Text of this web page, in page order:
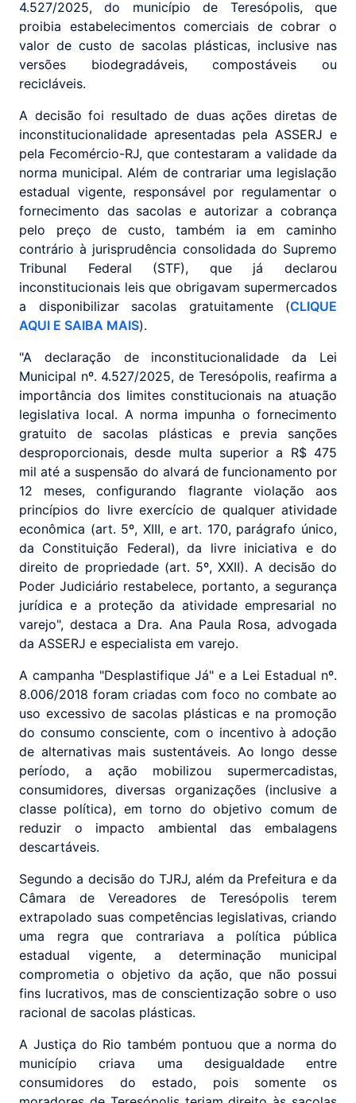
4.527/2025, do município de Teresópolis, que
proibia estabelecimentos comerciais de cobrar o
valor de custo de sacolas plásticas, inclusive nas
versões biodegradáveis, compostáveis ou
recicláveis.
A decisão foi resultado de duas ações diretas de
inconstitucionalidade apresentadas pela ASSERJ e
pela Fecomércio-RJ, que contestaram a validade da
norma municipal. Além de contrariar uma legislação
estadual vigente, responsável por regulamentar o
fornecimento das sacolas e autorizar a cobrança
pelo preço de custo, também ia em caminho
contrário à jurisprudência consolidada do Supremo
Tribunal Federal (STF), que já declarou
inconstitucionais leis que obrigavam supermercados
a disponibilizar sacolas gratuitamente (CLIQUE
AQUI E SAIBA MAIS).
"A declaração de inconstitucionalidade da Lei
Municipal nº. 4.527/2025, de Teresópolis, reafirma a
importância dos limites constitucionais na atuação
legislativa local. A norma impunha o fornecimento
gratuito de sacolas plásticas e previa sanções
desproporcionais, desde multa superior a R$ 475
mil até a suspensão do alvará de funcionamento por
12 meses, configurando flagrante violação aos
princípios do livre exercício de qualquer atividade
econômica (art. 5º, XIII, e art. 170, parágrafo único,
da Constituição Federal), da livre iniciativa e do
direito de propriedade (art. 5º, XXII). A decisão do
Poder Judiciário restabelece, portanto, a segurança
jurídica e a proteção da atividade empresarial no
varejo", destaca a Dra. Ana Paula Rosa, advogada
da ASSERJ e especialista em varejo.
A campanha "Desplastifique Já" e a Lei Estadual nº.
8.006/2018 foram criadas com foco no combate ao
uso excessivo de sacolas plásticas e na promoção
do consumo consciente, com o incentivo à adoção
de alternativas mais sustentáveis. Ao longo desse
período, a ação mobilizou supermercadistas,
consumidores, diversas organizações (inclusive a
classe política), em torno do objetivo comum de
reduzir o impacto ambiental das embalagens
descartáveis.
Segundo a decisão do TJRJ, além da Prefeitura e da
Câmara de Vereadores de Teresópolis terem
extrapolado suas competências legislativas, criando
uma regra que contrariava a política pública
estadual vigente, a determinação municipal
comprometia o objetivo da ação, que não possui
fins lucrativos, mas de conscientização sobre o uso
racional de sacolas plásticas.
A Justiça do Rio também pontuou que a norma do
município criava uma desigualdade entre
consumidores do estado, pois somente os